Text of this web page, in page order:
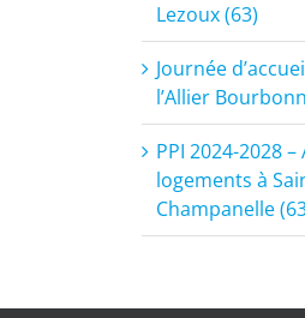
Lezoux (63)
Journée
l’Allier
PPI 2024-2028
logements à
Champanelle